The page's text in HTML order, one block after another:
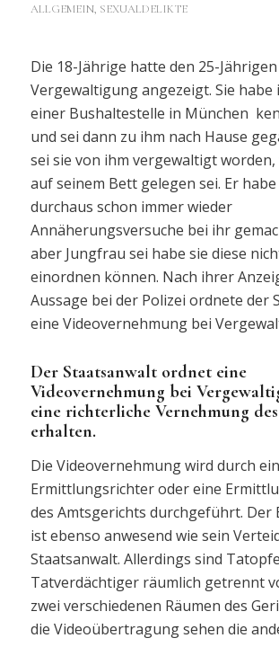
ALLGEMEIN, SEXUALDELIKTE
Die 18-Jährige hatte den 25-
Vergewaltigung angezeigt. Sie habe
einer Bushaltestelle in München
und sei dann zu ihm nach Hause
sei sie von ihm vergewaltigt
auf seinem Bett gelegen sei. Er
durchaus schon immer wieder
Annäherungsversuche bei ihr
aber Jungfrau sei habe sie diese
einordnen können. Nach ihrer
Aussage bei der Polizei ordnete der
eine Videovernehmung bei
Der Staatsanwalt ordnet eine
Videovernehmung bei
eine richterliche Vernehmung
erhalten.
Die Videovernehmung wird durch
Ermittlungsrichter oder eine
des Amtsgerichts durchgeführt. Der
ist ebenso anwesend wie sein
Staatsanwalt. Allerdings sind
Tatverdächtiger räumlich getrennt
zwei verschiedenen Räumen des
die Videoübertragung sehen die